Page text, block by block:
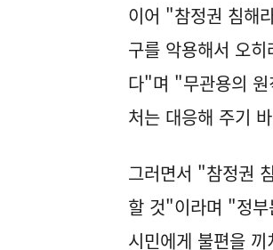
이어 "참정권 침해
구를 악용해서 오
다"며 "무관용의 원
처는 대응해 주기
그러면서 "참정권
할 것"이라며 "정부
시민에게 불편을